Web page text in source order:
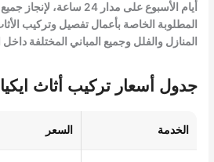
أيام الأسبوع على مدار 24
المطلوبة الخاصة بأعمال تفصيل وتركيب
المنازل والفلل وجميع المباني المختلفة
جدول أسعار تركيب أثاث ايكيا
الخدمة السعر